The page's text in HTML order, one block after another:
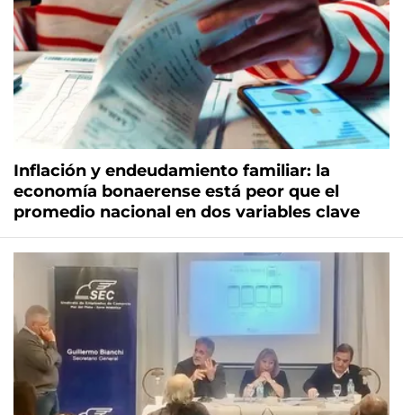
Inflación y endeudamiento familiar: la
economía bonaerense está peor que el
promedio nacional en dos variables clave